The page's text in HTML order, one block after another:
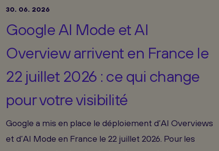
30. 06. 2026
Google AI Mode et AI
Overview arrivent en France le
22 juillet 2026 : ce qui change
pour votre visibilité
Google a mis en place le déploiement d’AI Overviews
et d’AI Mode en France le 22 juillet 2026. Pour les